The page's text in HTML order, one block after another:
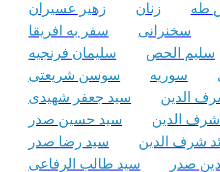
طه
زنان
زهیر عسیران
سخنرانی
سفر به افریقا
سلیم الحص
سلیمان فرنجیه
سوریه
سوسن شریعتی
الدین
سید جعفر شهیدی
الدین
سید حسین صدر
شرف الدین
سید رضا صدر
صدر
سید طالب الرفاعی